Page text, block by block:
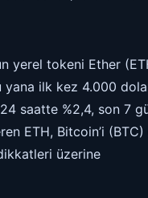
yerel tokeni Ether
yana ilk kez 4.000
saatte %2,4, son 7
ETH, Bitcoin’i
üzerine